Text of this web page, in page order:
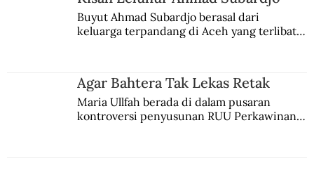
Buyut Ahmad Subardjo berasal dari
keluarga terpandang di Aceh yang terlibat
Agar Bahtera Tak Lekas Retak
Maria Ullfah berada di dalam pusaran
kontroversi penyusunan RUU Perkawinan.